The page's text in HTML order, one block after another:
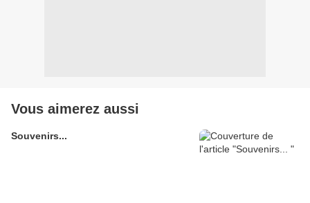
Vous aimerez aussi
Souvenirs...